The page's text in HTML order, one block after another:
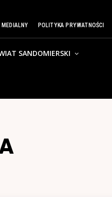
MEDIALNY POLITYKA PRYWATNOŚCI
SANDOMIERSKI